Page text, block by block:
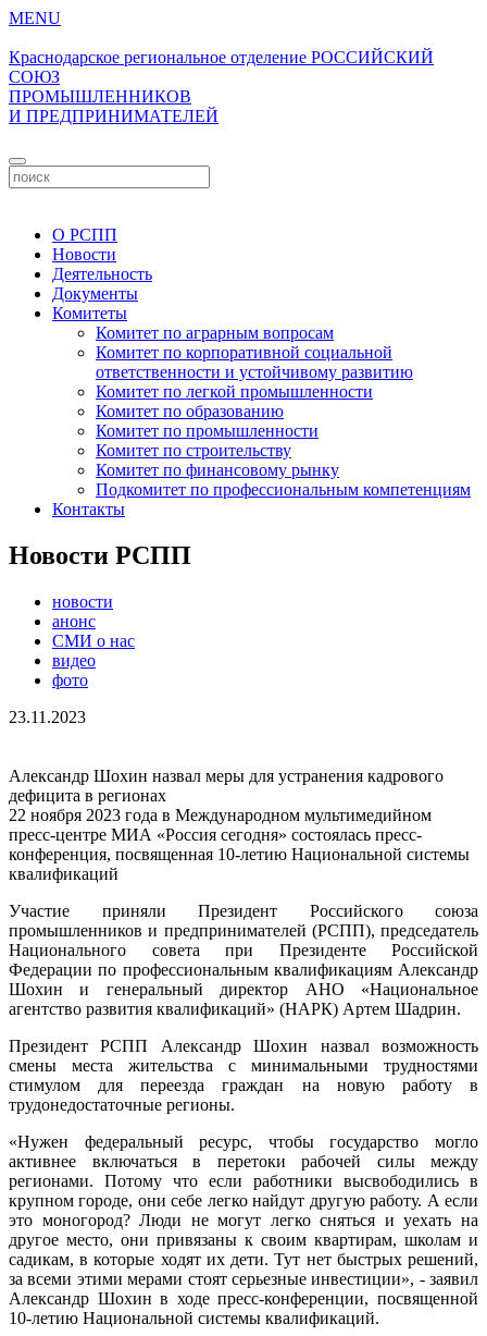
MENU
Краснодарское региональное отделение РОССИЙСКИЙ
СОЮЗ
ПРОМЫШЛЕННИКОВ
И ПРЕДПРИНИМАТЕЛЕЙ
О РСПП
Новости
Деятельность
Документы
Комитеты
Комитет по аграрным вопросам
Комитет по корпоративной социальной
ответственности и устойчивому развитию
Комитет по легкой промышленности
Комитет по образованию
Комитет по промышленности
Комитет по строительству
Комитет по финансовому рынку
Подкомитет по профессиональным компетенциям
Контакты
Новости РСПП
новости
анонс
СМИ о нас
видео
фото
23.11.2023
Александр Шохин назвал меры для устранения кадрового
дефицита в регионах
22 ноября 2023 года в Международном мультимедийном
пресс-центре МИА «Россия сегодня» состоялась пресс-
конференция, посвященная 10-летию Национальной системы
квалификаций
Участие приняли Президент Российского союза
промышленников и предпринимателей (РСПП), председатель
Национального совета при Президенте Российской
Федерации по профессиональным квалификациям Александр
Шохин и генеральный директор АНО «Национальное
агентство развития квалификаций» (НАРК) Артем Шадрин.
Президент РСПП Александр Шохин назвал возможность
смены места жительства с минимальными трудностями
стимулом для переезда граждан на новую работу в
трудонедостаточные регионы.
«Нужен федеральный ресурс, чтобы государство могло
активнее включаться в перетоки рабочей силы между
регионами. Потому что если работники высвободились в
крупном городе, они себе легко найдут другую работу. А если
это моногород? Люди не могут легко сняться и уехать на
другое место, они привязаны к своим квартирам, школам и
садикам, в которые ходят их дети. Тут нет быстрых решений,
за всеми этими мерами стоят серьезные инвестиции», - заявил
Александр Шохин в ходе пресс-конференции, посвященной
10-летию Национальной системы квалификаций.